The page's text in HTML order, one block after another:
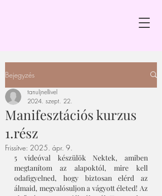
Bejegyzés
Manifesztációs kurzus
1.rész
tanuljnellivel
2024. szept. 22.
Frissítve: 2025. ápr. 9.
5 videóval készülök Nektek, amiben
megtanítom az alapoktól, mire kell
odafigyelned, hogy biztosan elérd az
álmaid, megvalósuljon a vágyott életed! Az